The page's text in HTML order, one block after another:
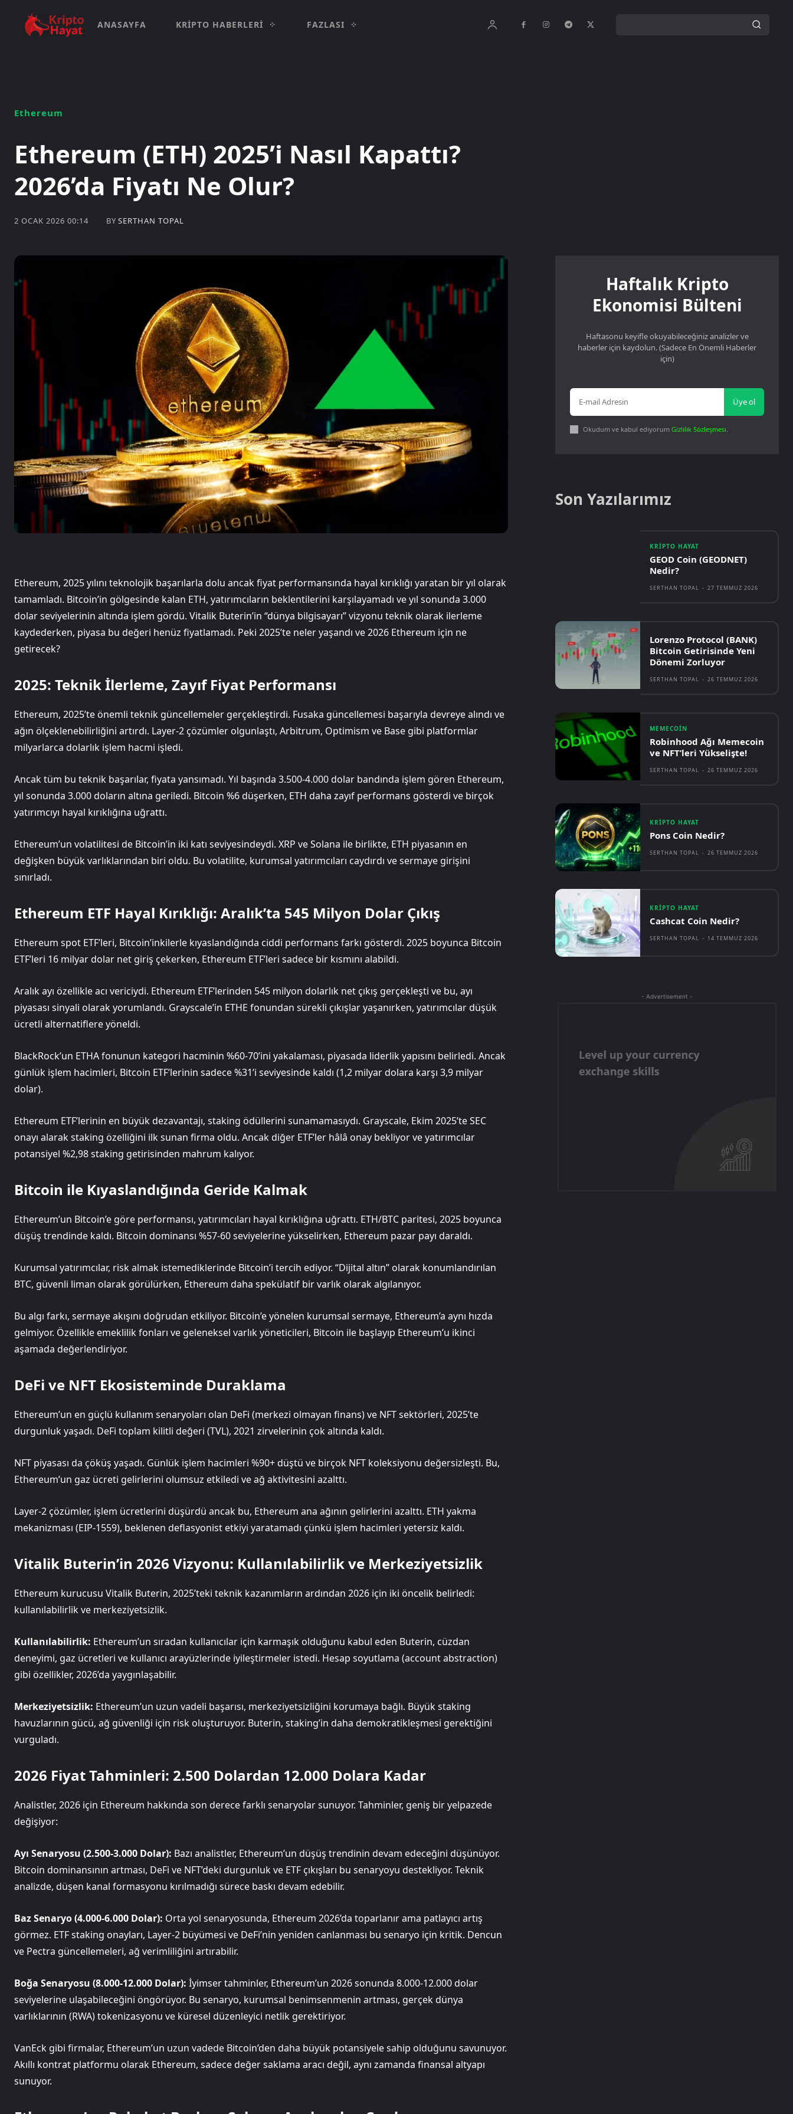
ANASAYFA KRIPTO HABERLERI FAZLASI
Ethereum
Ethereum (ETH) 2025’i Nasıl Kapattı?
2026’da Fiyatı Ne Olur?
2 OCAK 2026 00:14 BY SERTHAN TOPAL
Ethereum, 2025 yılını teknolojik başarılarla dolu ancak fiyat performansında hayal kırıklığı yaratan bir yıl olarak
tamamladı. Bitcoin’in gölgesinde kalan ETH, yatırımcıların beklentilerini karşılayamadı ve yıl sonunda 3.000
dolar seviyelerinin altında işlem gördü. Vitalik Buterin’in “dünya bilgisayarı” vizyonu teknik olarak ilerleme
kaydederken, piyasa bu değeri henüz fiyatlamadı. Peki 2025’te neler yaşandı ve 2026 Ethereum için ne
getirecek?
2025: Teknik İlerleme, Zayıf Fiyat Performansı
Ethereum, 2025’te önemli teknik güncellemeler gerçekleştirdi. Fusaka güncellemesi başarıyla devreye alındı ve
ağın ölçeklenebilirliğini artırdı. Layer-2 çözümler olgunlaştı, Arbitrum, Optimism ve Base gibi platformlar
milyarlarca dolarlık işlem hacmi işledi.
Ancak tüm bu teknik başarılar, fiyata yansımadı. Yıl başında 3.500-4.000 dolar bandında işlem gören Ethereum,
yıl sonunda 3.000 doların altına geriledi. Bitcoin %6 düşerken, ETH daha zayıf performans gösterdi ve birçok
yatırımcıyı hayal kırıklığına uğrattı.
Ethereum’un volatilitesi de Bitcoin’in iki katı seviyesindeydi. XRP ve Solana ile birlikte, ETH piyasanın en
değişken büyük varlıklarından biri oldu. Bu volatilite, kurumsal yatırımcıları caydırdı ve sermaye girişini
sınırladı.
Ethereum ETF Hayal Kırıklığı: Aralık’ta 545 Milyon Dolar Çıkış
Ethereum spot ETF’leri, Bitcoin’inkilerle kıyaslandığında ciddi performans farkı gösterdi. 2025 boyunca Bitcoin
ETF’leri 16 milyar dolar net giriş çekerken, Ethereum ETF’leri sadece bir kısmını alabildi.
Aralık ayı özellikle acı vericiydi. Ethereum ETF’lerinden 545 milyon dolarlık net çıkış gerçekleşti ve bu, ayı
piyasası sinyali olarak yorumlandı. Grayscale’in ETHE fonundan sürekli çıkışlar yaşanırken, yatırımcılar düşük
ücretli alternatiflere yöneldi.
BlackRock’un ETHA fonunun kategori hacminin %60-70’ini yakalaması, piyasada liderlik yapısını belirledi. Ancak
günlük işlem hacimleri, Bitcoin ETF’lerinin sadece %31’i seviyesinde kaldı (1,2 milyar dolara karşı 3,9 milyar
dolar).
Ethereum ETF’lerinin en büyük dezavantajı, staking ödüllerini sunamamasıydı. Grayscale, Ekim 2025’te SEC
onayı alarak staking özelliğini ilk sunan firma oldu. Ancak diğer ETF’ler hâlâ onay bekliyor ve yatırımcılar
potansiyel %2,98 staking getirisinden mahrum kalıyor.
Bitcoin ile Kıyaslandığında Geride Kalmak
Ethereum’un Bitcoin’e göre performansı, yatırımcıları hayal kırıklığına uğrattı. ETH/BTC paritesi, 2025 boyunca
düşüş trendinde kaldı. Bitcoin dominansı %57-60 seviyelerine yükselirken, Ethereum pazar payı daraldı.
Kurumsal yatırımcılar, risk almak istemediklerinde Bitcoin’i tercih ediyor. “Dijital altın” olarak konumlandırılan
BTC, güvenli liman olarak görülürken, Ethereum daha spekülatif bir varlık olarak algılanıyor.
Bu algı farkı, sermaye akışını doğrudan etkiliyor. Bitcoin’e yönelen kurumsal sermaye, Ethereum’a aynı hızda
gelmiyor. Özellikle emeklilik fonları ve geleneksel varlık yöneticileri, Bitcoin ile başlayıp Ethereum’u ikinci
aşamada değerlendiriyor.
DeFi ve NFT Ekosisteminde Duraklama
Ethereum’un en güçlü kullanım senaryoları olan DeFi (merkezi olmayan finans) ve NFT sektörleri, 2025’te
durgunluk yaşadı. DeFi toplam kilitli değeri (TVL), 2021 zirvelerinin çok altında kaldı.
NFT piyasası da çöküş yaşadı. Günlük işlem hacimleri %90+ düştü ve birçok NFT koleksiyonu değersizleşti. Bu,
Ethereum’un gaz ücreti gelirlerini olumsuz etkiledi ve ağ aktivitesini azalttı.
Layer-2 çözümler, işlem ücretlerini düşürdü ancak bu, Ethereum ana ağının gelirlerini azalttı. ETH yakma
mekanizması (EIP-1559), beklenen deflasyonist etkiyi yaratamadı çünkü işlem hacimleri yetersiz kaldı.
Vitalik Buterin’in 2026 Vizyonu: Kullanılabilirlik ve Merkeziyetsizlik
Ethereum kurucusu Vitalik Buterin, 2025’teki teknik kazanımların ardından 2026 için iki öncelik belirledi:
kullanılabilirlik ve merkeziyetsizlik.
Kullanılabilirlik: Ethereum’un sıradan kullanıcılar için karmaşık olduğunu kabul eden Buterin, cüzdan
deneyimi, gaz ücretleri ve kullanıcı arayüzlerinde iyileştirmeler istedi. Hesap soyutlama (account abstraction)
gibi özellikler, 2026’da yaygınlaşabilir.
Merkeziyetsizlik: Ethereum’un uzun vadeli başarısı, merkeziyetsizliğini korumaya bağlı. Büyük staking
havuzlarının gücü, ağ güvenliği için risk oluşturuyor. Buterin, staking’in daha demokratikleşmesi gerektiğini
vurguladı.
2026 Fiyat Tahminleri: 2.500 Dolardan 12.000 Dolara Kadar
Analistler, 2026 için Ethereum hakkında son derece farklı senaryolar sunuyor. Tahminler, geniş bir yelpazede
değişiyor:
Ayı Senaryosu (2.500-3.000 Dolar): Bazı analistler, Ethereum’un düşüş trendinin devam edeceğini düşünüyor.
Bitcoin dominansının artması, DeFi ve NFT’deki durgunluk ve ETF çıkışları bu senaryoyu destekliyor. Teknik
analizde, düşen kanal formasyonu kırılmadığı sürece baskı devam edebilir.
Baz Senaryo (4.000-6.000 Dolar): Orta yol senaryosunda, Ethereum 2026’da toparlanır ama patlayıcı artış
görmez. ETF staking onayları, Layer-2 büyümesi ve DeFi’nin yeniden canlanması bu senaryo için kritik. Dencun
ve Pectra güncellemeleri, ağ verimliliğini artırabilir.
Boğa Senaryosu (8.000-12.000 Dolar): İyimser tahminler, Ethereum’un 2026 sonunda 8.000-12.000 dolar
seviyelerine ulaşabileceğini öngörüyor. Bu senaryo, kurumsal benimsenmenin artması, gerçek dünya
varlıklarının (RWA) tokenizasyonu ve küresel düzenleyici netlik gerektiriyor.
VanEck gibi firmalar, Ethereum’un uzun vadede Bitcoin’den daha büyük potansiyele sahip olduğunu savunuyor.
Akıllı kontrat platformu olarak Ethereum, sadece değer saklama aracı değil, aynı zamanda finansal altyapı
sunuyor.
Haftalık Kripto
Ekonomisi Bülteni
Haftasonu keyifle okuyabileceğiniz analizler ve
haberler için kaydolun. (Sadece En Önemli Haberler
için)
Üye ol
Okudum ve kabul ediyorumGizlilik Sözleşmesi.
Son Yazılarımız
KRIPTO HAYAT
GEOD Coin (GEODNET)
Nedir?
SERTHAN TOPAL - 27 TEMMUZ 2026
Lorenzo Protocol (BANK)
Bitcoin Getirisinde Yeni
Dönemi Zorluyor
SERTHAN TOPAL - 26 TEMMUZ 2026
MEMECOIN
Robinhood Ağı Memecoin
ve NFT’leri Yükselişte!
SERTHAN TOPAL - 26 TEMMUZ 2026
KRIPTO HAYAT
Pons Coin Nedir?
SERTHAN TOPAL - 26 TEMMUZ 2026
KRIPTO HAYAT
Cashcat Coin Nedir?
SERTHAN TOPAL - 14 TEMMUZ 2026
- Advertisement -